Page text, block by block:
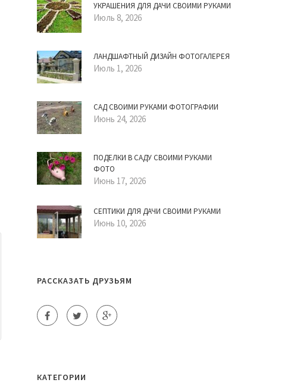
УКРАШЕНИЯ ДЛЯ ДАЧИ СВОИМИ РУКАМИ
Июль 8, 2026
ЛАНДШАФТНЫЙ ДИЗАЙН ФОТОГАЛЕРЕЯ
Июль 1, 2026
САД СВОИМИ РУКАМИ ФОТОГРАФИИ
Июнь 24, 2026
ПОДЕЛКИ В САДУ СВОИМИ РУКАМИ
ФОТО
Июнь 17, 2026
СЕПТИКИ ДЛЯ ДАЧИ СВОИМИ РУКАМИ
Июнь 10, 2026
РАССКАЗАТЬ ДРУЗЬЯМ
КАТЕГОРИИ